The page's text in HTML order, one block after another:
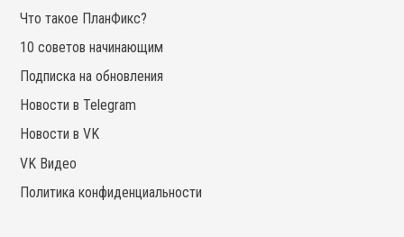
Что такое ПланФикс?
10 советов начинающим
Подписка на обновления
Новости в Telegram
Новости в VK
VK Видео
Политика конфиденциальности